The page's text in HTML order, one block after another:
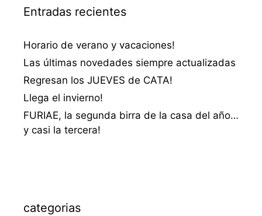
Entradas recientes
Horario de verano y vacaciones!
Las últimas novedades siempre actualizadas
Regresan los JUEVES de CATA!
Llega el invierno!
FURIAE, la segunda birra de la casa del año…
y casi la tercera!
categorias